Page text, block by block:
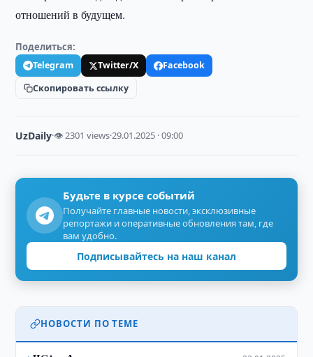
отношений в будущем.
Поделиться:
Telegram Twitter/X
Facebook
Скопировать ссылку
UzDaily·👁 2301 views·29.01.2025 · 09:00
Будьте в курсе событий
Получайте главные новости, эксклюзивные
репортажи и оперативные обновления там, где
вам удобно.
Подписывайтесь на наш канал
НОВОСТИ ПО ТЕМЕ